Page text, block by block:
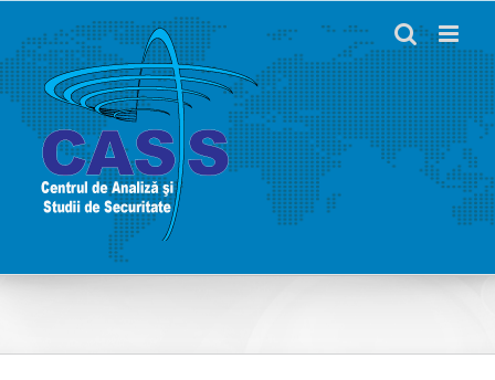
content